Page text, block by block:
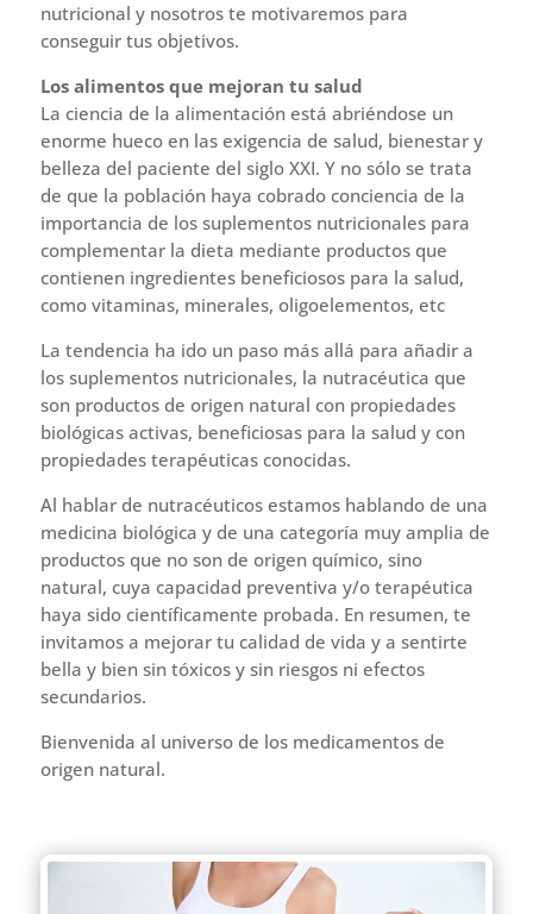
nutricional y nosotros te motivaremos para
conseguir tus objetivos.
Los alimentos que mejoran tu salud
La ciencia de la alimentación está abriéndose un
enorme hueco en las exigencia de salud, bienestar y
belleza del paciente del siglo XXI. Y no sólo se trata
de que la población haya cobrado conciencia de la
importancia de los suplementos nutricionales para
complementar la dieta mediante productos que
contienen ingredientes beneficiosos para la salud,
como vitaminas, minerales, oligoelementos, etc
La tendencia ha ido un paso más allá para añadir a
los suplementos nutricionales, la nutracéutica que
son productos de origen natural con propiedades
biológicas activas, beneficiosas para la salud y con
propiedades terapéuticas conocidas.
Al hablar de nutracéuticos estamos hablando de una
medicina biológica y de una categoría muy amplia de
productos que no son de origen químico, sino
natural, cuya capacidad preventiva y/o terapéutica
haya sido científicamente probada. En resumen, te
invitamos a mejorar tu calidad de vida y a sentirte
bella y bien sin tóxicos y sin riesgos ni efectos
secundarios.
Bienvenida al universo de los medicamentos de
origen natural.